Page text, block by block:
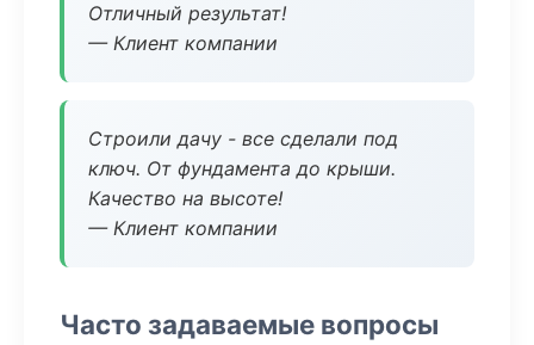
Отличный результат!
— Клиент компании
Строили дачу - все сделали под
ключ. От фундамента до крыши.
Качество на высоте!
— Клиент компании
Часто задаваемые вопросы